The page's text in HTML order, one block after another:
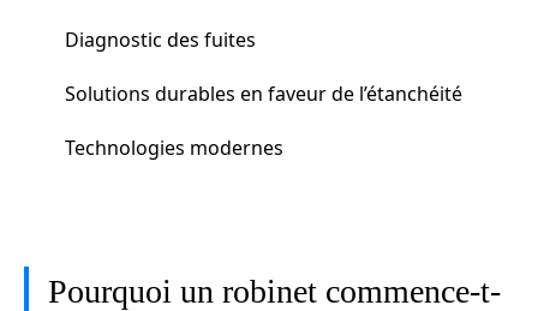
Diagnostic des fuites
Solutions durables en faveur de l’étanchéité
Technologies modernes
Pourquoi un robinet commence-t-